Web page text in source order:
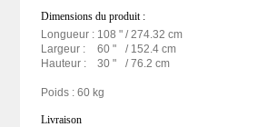
Dimensions du produit :
Longueur : 108 "/ 274.32 cm
Largeur :
60 "
/ 152.4 cm
Hauteur :
30 " / 76.2 cm
Poids : 60 kg
Livraison